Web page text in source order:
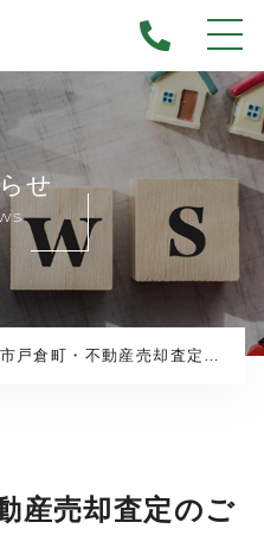
ム
いて
について
却
取
の流れ
せ
函館市戸倉町・不動産売却査定のご依頼
産売却査定のご